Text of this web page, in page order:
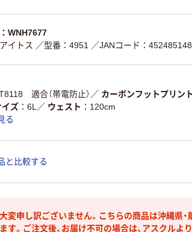
WNH7677
イトス ／型番：4951 ／JANコード：
適合（帯電防止） ／ カーボンフットプリント
イズ 6L ／ ウェスト
120cm
る
と比較する
変申し訳ございません。こちらの商品は沖縄県・
す。ご注文後、お届け不可の場合は、アスクルよ